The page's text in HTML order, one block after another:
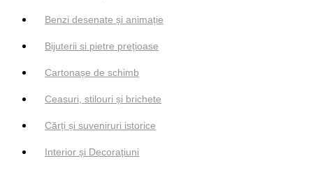
Benzi desenate și animație
Bijuterii si pietre prețioase
Cartonașe de schimb
Ceasuri, stilouri și brichete
Cărți și suveniruri istorice
Interior și Decorațiuni